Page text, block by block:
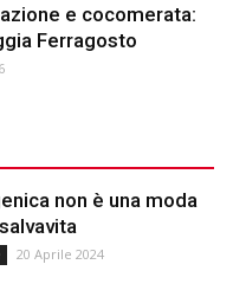
e cocomerata:
Ferragosto
non è una moda
20 Aprile 2024